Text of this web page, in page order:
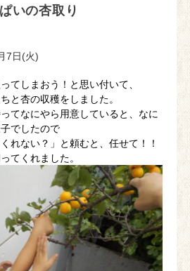
いの杏取り
7日(火)
てしまおう！と思い付いて、
と杏の収穫をしました。
てなにやら用意していると、なに
でしたので
れない？」と頼むと、任せて！！
てくれました。